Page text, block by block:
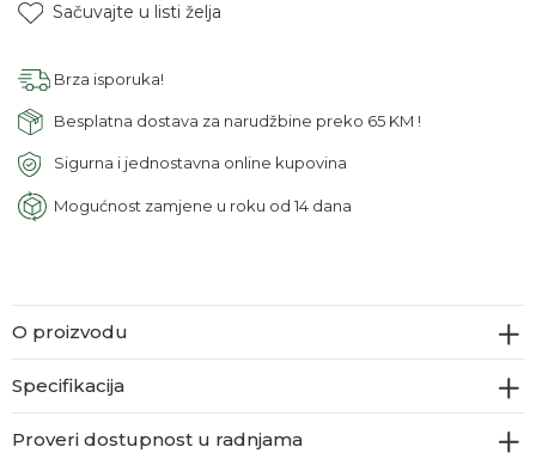
Sačuvajte u listi želja
Brza isporuka!
Besplatna dostava za narudžbine preko 65 KM !
Sigurna i jednostavna online kupovina
Mogućnost zamjene u roku od 14 dana
O proizvodu
Specifikacija
Proveri dostupnost u radnjama